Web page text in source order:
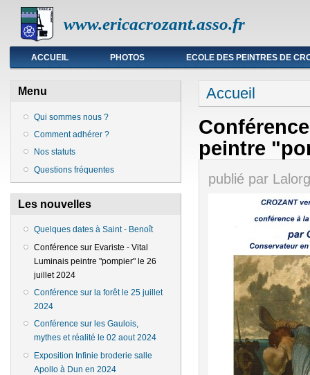
www.ericacrozant.asso.fr
Menu principal
ACCUEIL PHOTOS ECOLE DES PEINTRES DE
Menu
Qui sommes nous ?
Comment adhérer ?
Nos statuts
Questions fréquentes
Les nouvelles
Quelques dates à Saint - Benoît
Conférence sur Evariste - Vital
Luminais peintre "pompier" le 26
juillet 2024
Conférence sur la forêt le 25 juillet
2024
Conférence sur les Gaulois,
mythes et réalité le 02 aout 2024
Exposition Infinie broderie salle
Apollo à Dun en 2024
Vous êtes ici
Accueil
peintre
publié par